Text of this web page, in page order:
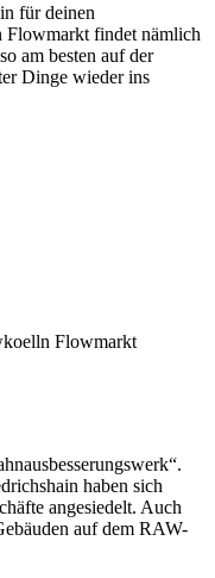
für deinen
findet nämlich
am besten auf der
Dinge wieder ins
haben sich
angesiedelt. Auch
auf dem RAW-